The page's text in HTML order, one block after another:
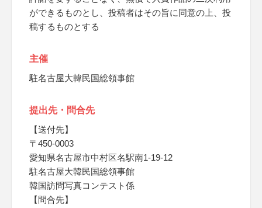
ができるものとし、投稿者はその旨に同意の上、投
稿するものとする
主催
駐名古屋大韓民国総領事館
提出先・問合先
【送付先】
〒450-0003
愛知県名古屋市中村区名駅南1-19-12
駐名古屋大韓民国総領事館
韓国訪問写真コンテスト係
【問合先】